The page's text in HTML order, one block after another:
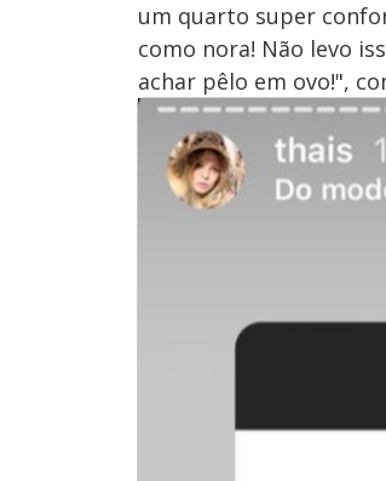
um quarto super
como nora! Não levo
achar pêlo em ovo!",